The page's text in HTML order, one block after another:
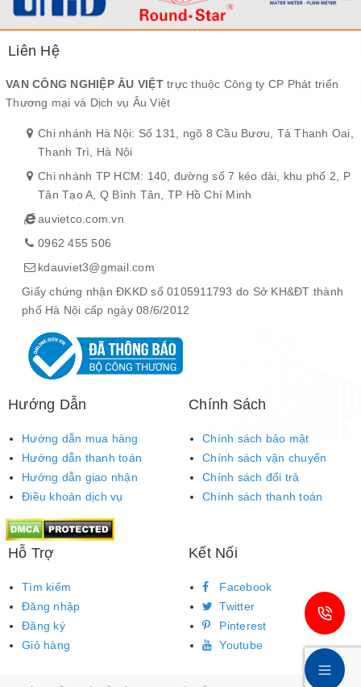
Liên Hệ
VAN CÔNG NGHIỆP ÂU VIỆTtrực thuộc Công ty CP Phát triển
Thương mại và Dịch vụ Âu Việt
Chi nhánh Hà Nội: Số 131, ngõ 8 Cầu Bươu, Tả Thanh Oai,
Thanh Trì, Hà Nội
Chi nhánh TP HCM: 140, đường số 7 kéo dài, khu phố 2, P
Tân Tạo A, Q Bình Tân, TP Hồ Chí Minh
auvietco.com.vn
0962 455 506
kdauviet3@gmail.com
Giấy chứng nhận ĐKKD số 0105911793 do Sở KH&ĐT thành
phố Hà Nội cấp ngày 08/6/2012
Hướng Dẫn
Hướng dẫn mua hàng
Hướng dẫn thanh toán
Hướng dẫn giao nhận
Điều khoản dịch vụ
Chính Sách
Chính sách bảo mật
Chính sách vận chuyển
Chính sách đổi trả
Chính sách thanh toán
Hỗ Trợ
Tìm kiếm
Đăng nhập
Đăng ký
Giỏ hàng
Kết Nối
Facebook
Twitter
Pinterest
Youtube